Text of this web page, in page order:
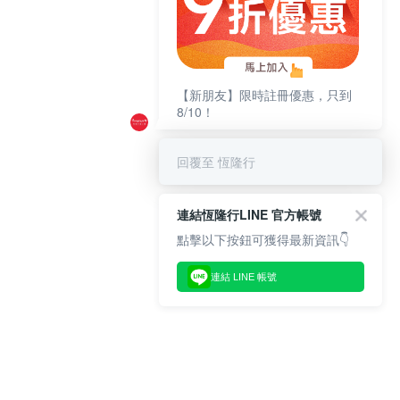
【新朋友】限時註冊優惠，只到
8/10！
回覆至 恆隆行
連結恆隆行LINE 官方帳號
點擊以下按鈕可獲得最新資訊👇
連結 LINE 帳號